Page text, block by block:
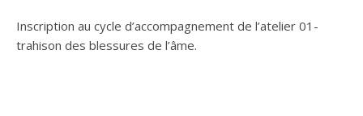
Inscription au cycle d’accompagnement de l’atelier 01-
trahison des blessures de l’âme.